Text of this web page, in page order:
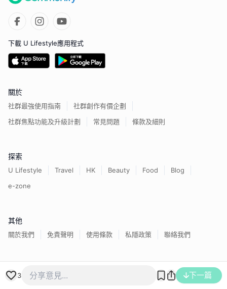
3 下一篇
下載 U Lifestyle應用程式
關於
社群最強使用指南
社群創作有價企劃
社群焦點功能及升級計劃
常見問題 條款及細則
探索
U Lifestyle Travel HK Beauty Food
Blog
e-zone
其他
關於我們 免責聲明 使用條款 私隱政策 聯絡我們
香港經濟日報版權所有©